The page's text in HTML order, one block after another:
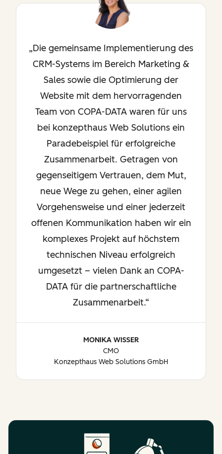
Die gemeinsame Implementierung des
CRM-Systems im Bereich Marketing &
Sales sowie die Optimierung der
Website mit dem hervorragenden
Team von COPA-DATA waren für uns
bei konzepthaus Web Solutions ein
Paradebeispiel für erfolgreiche
Zusammenarbeit. Getragen von
gegenseitigem Vertrauen, dem Mut,
neue Wege zu gehen, einer agilen
Vorgehensweise und einer jederzeit
offenen Kommunikation haben wir ein
komplexes Projekt auf höchstem
technischen Niveau erfolgreich
umgesetzt – vielen Dank an COPA-
DATA für die partnerschaftliche
Zusammenarbeit.
MONIKA WISSER
CMO
Konzepthaus Web Solutions GmbH